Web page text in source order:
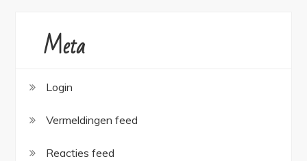
Meta
Login
Vermeldingen feed
Reacties feed